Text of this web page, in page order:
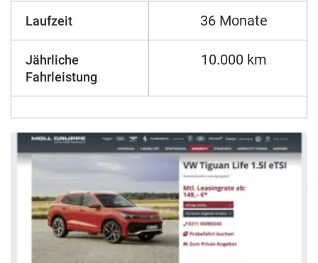
Laufzeit 36 Monate
Jährliche
Fahrleistung
10.000 km